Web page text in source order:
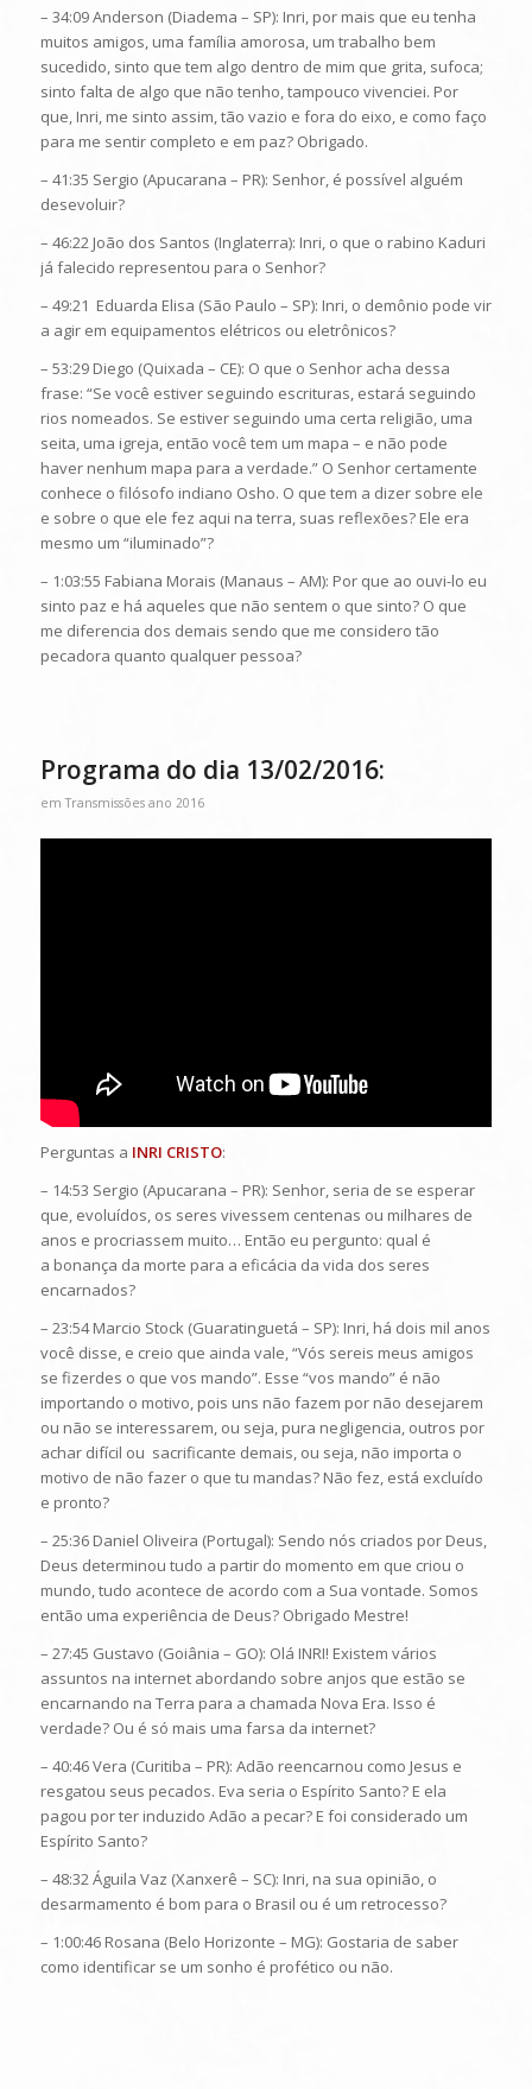
– 34:09 Anderson (Diadema – SP): Inri, por mais que eu tenha
muitos amigos, uma família amorosa, um trabalho bem
sucedido, sinto que tem algo dentro de mim que grita, sufoca;
sinto falta de algo que não tenho, tampouco vivenciei. Por
que, Inri, me sinto assim, tão vazio e fora do eixo, e como faço
para me sentir completo e em paz? Obrigado.
– 41:35 Sergio (Apucarana – PR): Senhor, é possível alguém
desevoluir?
– 46:22 João dos Santos (Inglaterra): Inri, o que o rabino Kaduri
já falecido representou para o Senhor?
– 49:21 Eduarda Elisa (São Paulo – SP): Inri, o demônio pode vir
a agir em equipamentos elétricos ou eletrônicos?
– 53:29 Diego (Quixada – CE): O que o Senhor acha dessa
frase: “Se você estiver seguindo escrituras, estará seguindo
rios nomeados. Se estiver seguindo uma certa religião, uma
seita, uma igreja, então você tem um mapa – e não pode
haver nenhum mapa para a verdade.” O Senhor certamente
conhece o filósofo indiano Osho. O que tem a dizer sobre ele
e sobre o que ele fez aqui na terra, suas reflexões? Ele era
mesmo um “iluminado”?
– 1:03:55 Fabiana Morais (Manaus – AM): Por que ao ouvi-lo eu
sinto paz e há aqueles que não sentem o que sinto? O que
me diferencia dos demais sendo que me considero tão
pecadora quanto qualquer pessoa?
Programa do dia 13/02/2016:
emTransmissões ano 2016
Perguntas a INRI CRISTO:
– 14:53 Sergio (Apucarana – PR): Senhor, seria de se esperar
que, evoluídos, os seres vivessem centenas ou milhares de
anos e procriassem muito… Então eu pergunto: qual é
a bonança da morte para a eficácia da vida dos seres
encarnados?
– 23:54 Marcio Stock (Guaratinguetá – SP): Inri, há dois mil anos
você disse, e creio que ainda vale, “Vós sereis meus amigos
se fizerdes o que vos mando”. Esse “vos mando” é não
importando o motivo, pois uns não fazem por não desejarem
ou não se interessarem, ou seja, pura negligencia, outros por
achar difícil ou sacrificante demais, ou seja, não importa o
motivo de não fazer o que tu mandas? Não fez, está excluído
e pronto?
– 25:36 Daniel Oliveira (Portugal): Sendo nós criados por Deus,
Deus determinou tudo a partir do momento em que criou o
mundo, tudo acontece de acordo com a Sua vontade. Somos
então uma experiência de Deus? Obrigado Mestre!
– 27:45 Gustavo (Goiânia – GO): Olá INRI! Existem vários
assuntos na internet abordando sobre anjos que estão se
encarnando na Terra para a chamada Nova Era. Isso é
verdade? Ou é só mais uma farsa da internet?
– 40:46 Vera (Curitiba – PR): Adão reencarnou como Jesus e
resgatou seus pecados. Eva seria o Espírito Santo? E ela
pagou por ter induzido Adão a pecar? E foi considerado um
Espírito Santo?
– 48:32 Águila Vaz (Xanxerê – SC): Inri, na sua opinião, o
desarmamento é bom para o Brasil ou é um retrocesso?
– 1:00:46 Rosana (Belo Horizonte – MG): Gostaria de saber
como identificar se um sonho é profético ou não.